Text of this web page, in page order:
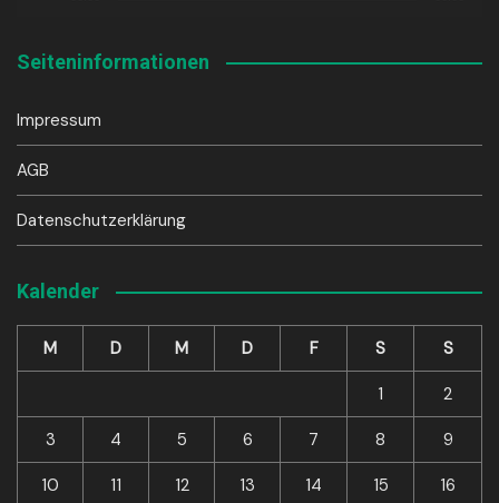
Seiteninformationen
Impressum
AGB
Datenschutzerklärung
Kalender
M D M D F S S
1 2
3 4 5 6 7 8 9
10 11 12 13 14 15 16